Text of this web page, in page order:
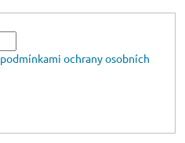
podmínkami ochrany osobních